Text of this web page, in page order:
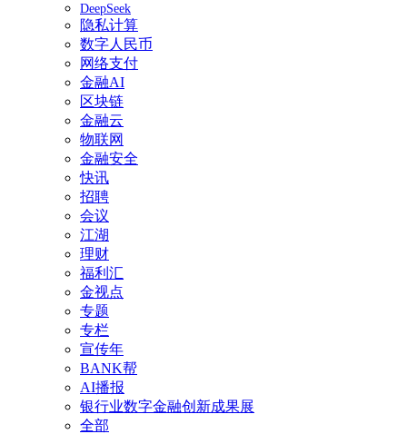
DeepSeek
隐私计算
数字人民币
网络支付
金融AI
区块链
金融云
物联网
金融安全
快讯
招聘
会议
江湖
理财
福利汇
金视点
专题
专栏
宣传年
BANK帮
AI播报
银行业数字金融创新成果展
全部